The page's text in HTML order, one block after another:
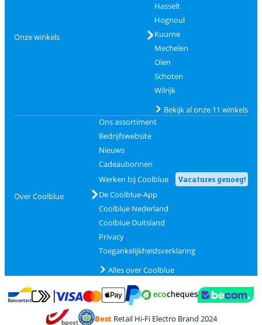
Onze winkels
Hasselt
Hognoul
Kuurne
Mechelen
Olen
Schoten
Wilrijk
Bekijk al onze 11 winkels
Over Coolblue
Ons assortiment
Bedrijfswebsite
Nieuws
Cadeaubonnen
Werken bij Coolblue
Vacatures genoeg!
De Coolblue-App
Coolblue Nederland
Coolblue Duitsland
Privacy
Toegankelijkheidsverklaring
Alles over Coolblue
Betalen met Bancontact
Betalen met MasterCard en Visa via ClickToPay
Betalen met PayPal
BestRetail Hi-Fi Electro Brand 2024